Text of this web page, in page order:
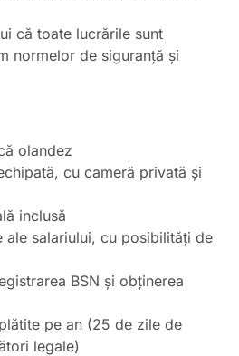
că toate lucrările sunt
normelor de siguranță și
olandez
cu cameră privată și
inclusă
ale salariului, cu posibilități de
BSN și obținerea
pe an (25 de zile de
legale)